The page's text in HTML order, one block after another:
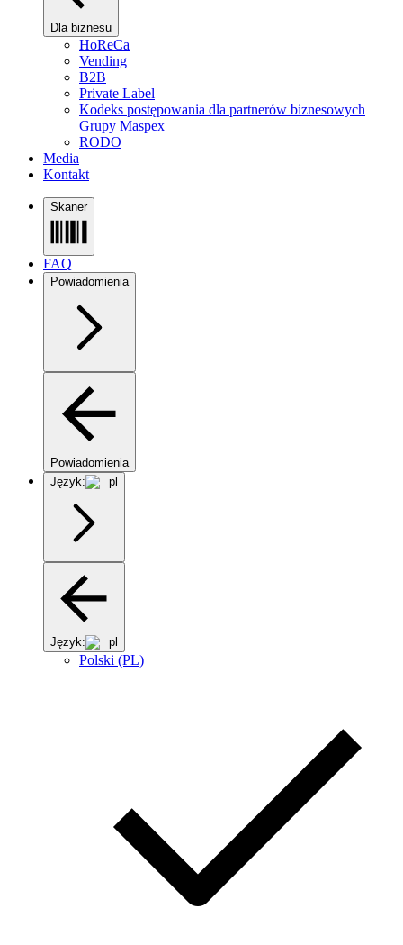
Dla biznesu
HoReCa
Vending
B2B
Private Label
Kodeks postępowania dla partnerów biznesowych
Grupy Maspex
RODO
Media
Kontakt
Skaner
FAQ
Powiadomienia
Powiadomienia
Język:
pl
Język: pl
Polski (PL)